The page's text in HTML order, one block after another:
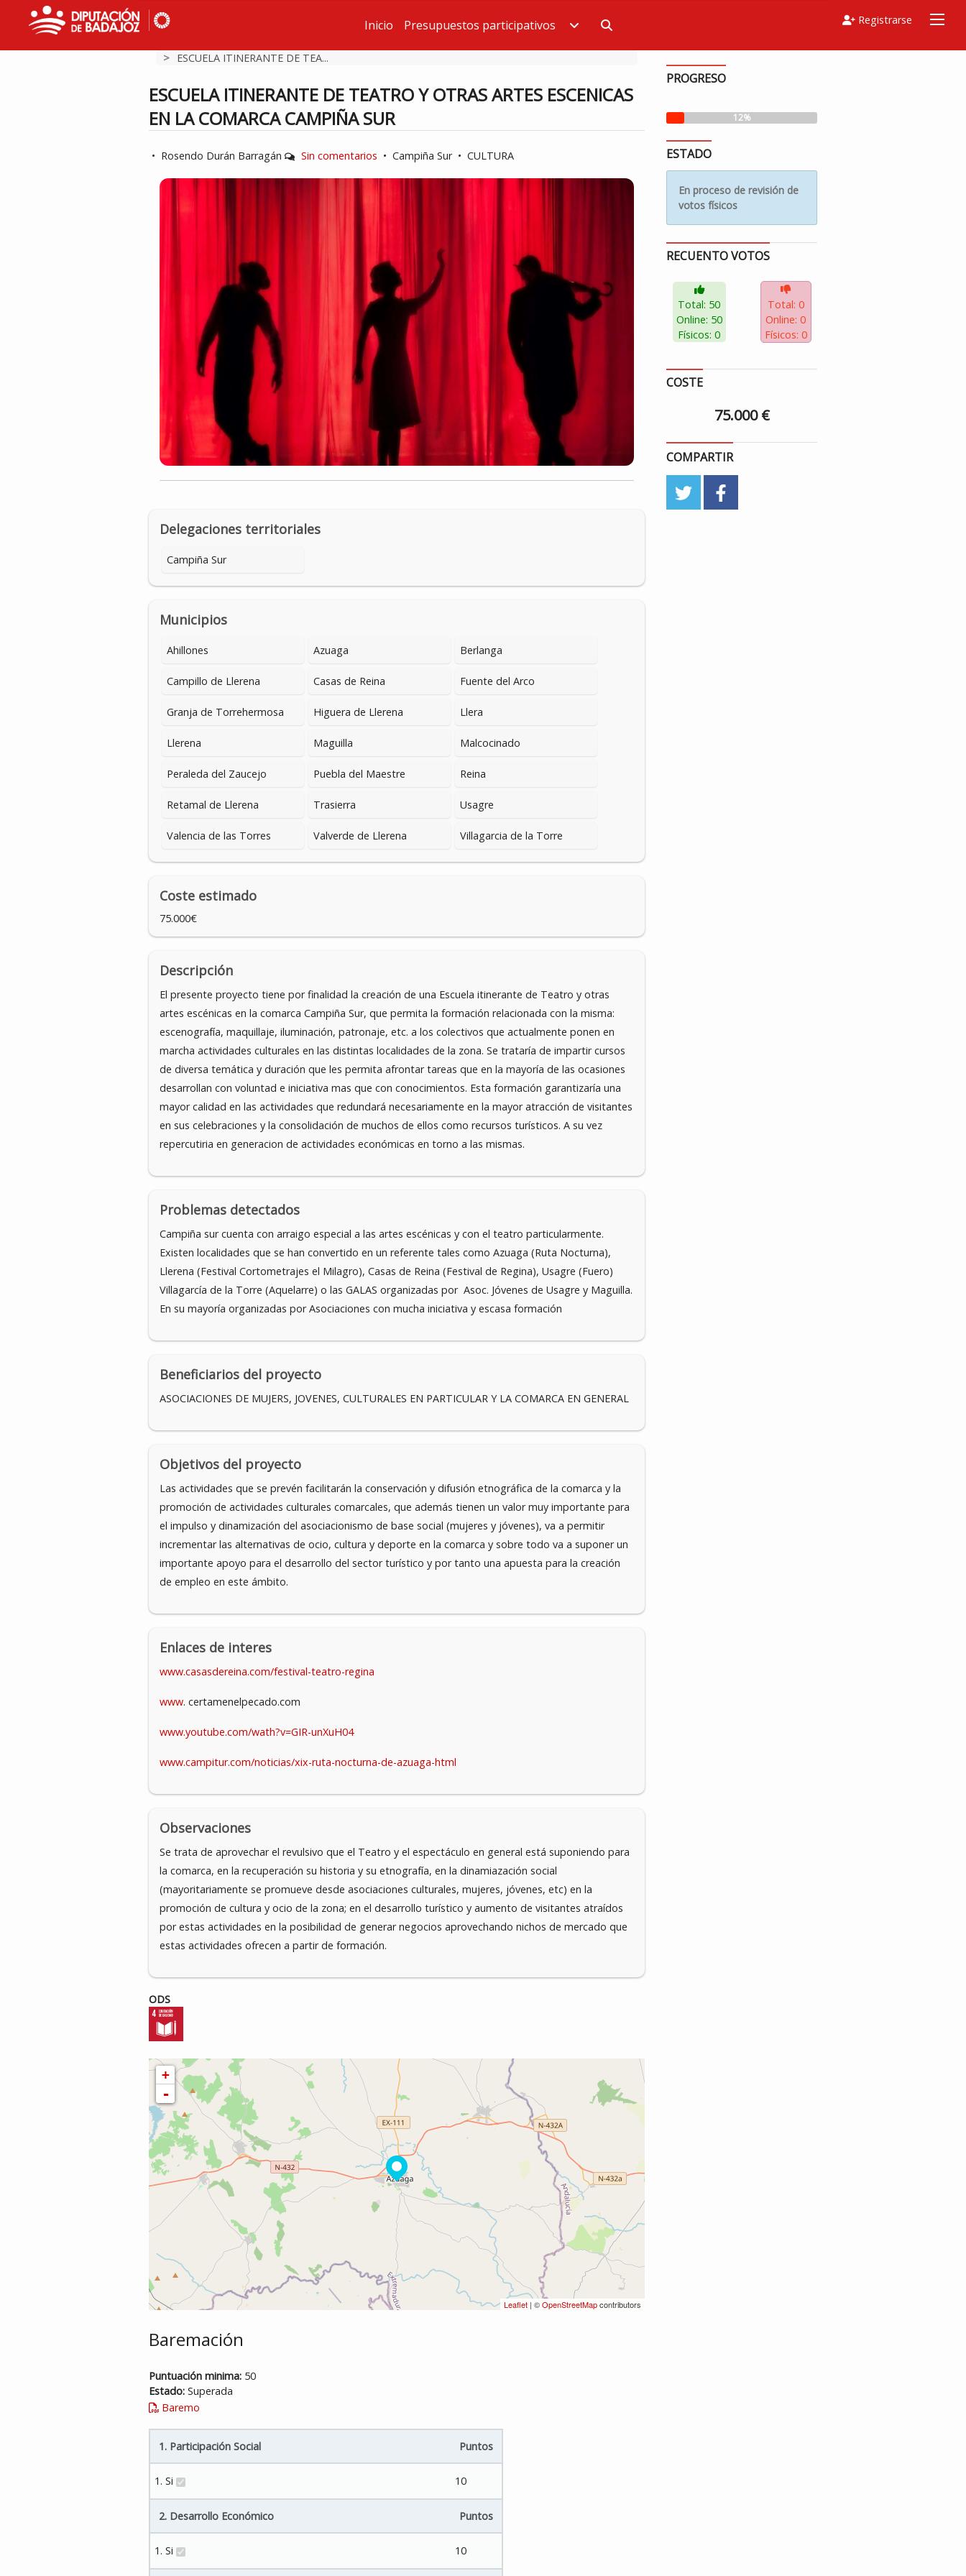
Estás en
Inicio Presupuestos participativos Registrarse
> ESCUELA ITINERANTE DE TEA...
ESCUELA ITINERANTE DE TEATRO Y OTRAS ARTES ESCENICAS
EN LA COMARCA CAMPIÑA SUR
• Rosendo Durán Barragán Sin comentarios • Campiña Sur • CULTURA
Delegaciones territoriales
Campiña Sur
Municipios
Ahillones Azuaga Berlanga
Campillo de Llerena Casas de Reina Fuente del Arco
Granja de Torrehermosa Higuera de Llerena Llera
Llerena Maguilla Malcocinado
Peraleda del Zaucejo Puebla del Maestre Reina
Retamal de Llerena Trasierra Usagre
Valencia de las Torres Valverde de Llerena Villagarcia de la Torre
Coste estimado
75.000€
Descripción
El presente proyecto tiene por finalidad la creación de una Escuela itinerante de Teatro y otras
artes escénicas en la comarca Campiña Sur, que permita la formación relacionada con la misma:
escenografía, maquillaje, iluminación, patronaje, etc. a los colectivos que actualmente ponen en
marcha actividades culturales en las distintas localidades de la zona. Se trataría de impartir cursos
de diversa temática y duración que les permita afrontar tareas que en la mayoría de las ocasiones
desarrollan con voluntad e iniciativa mas que con conocimientos. Esta formación garantizaría una
mayor calidad en las actividades que redundará necesariamente en la mayor atracción de visitantes
en sus celebraciones y la consolidación de muchos de ellos como recursos turísticos. A su vez
repercutiria en generacion de actividades económicas en torno a las mismas.
Problemas detectados
Campiña sur cuenta con arraigo especial a las artes escénicas y con el teatro particularmente.
Existen localidades que se han convertido en un referente tales como Azuaga (Ruta Nocturna),
Llerena (Festival Cortometrajes el Milagro), Casas de Reina (Festival de Regina), Usagre (Fuero)
Villagarcía de la Torre (Aquelarre) o las GALAS organizadas por Asoc. Jóvenes de Usagre y Maguilla.
En su mayoría organizadas por Asociaciones con mucha iniciativa y escasa formación
Beneficiarios del proyecto
ASOCIACIONES DE MUJERS, JOVENES, CULTURALES EN PARTICULAR Y LA COMARCA EN GENERAL
Objetivos del proyecto
Las actividades que se prevén facilitarán la conservación y difusión etnográfica de la comarca y la
promoción de actividades culturales comarcales, que además tienen un valor muy importante para
el impulso y dinamización del asociacionismo de base social (mujeres y jóvenes), va a permitir
incrementar las alternativas de ocio, cultura y deporte en la comarca y sobre todo va a suponer un
importante apoyo para el desarrollo del sector turístico y por tanto una apuesta para la creación
de empleo en este ámbito.
Enlaces de interes
www.casasdereina.com/festival-teatro-regina
www. certamenelpecado.com
www.youtube.com/wath?v=GIR-unXuH04
www.campitur.com/noticias/xix-ruta-nocturna-de-azuaga-html
Observaciones
Se trata de aprovechar el revulsivo que el Teatro y el espectáculo en general está suponiendo para
la comarca, en la recuperación su historia y su etnografía, en la dinamiazación social
(mayoritariamente se promueve desde asociaciones culturales, mujeres, jóvenes, etc) en la
promoción de cultura y ocio de la zona; en el desarrollo turístico y aumento de visitantes atraídos
por estas actividades en la posibilidad de generar negocios aprovechando nichos de mercado que
estas actividades ofrecen a partir de formación.
ODS
+
-
Leaflet | ©OpenStreetMapcontributors
Baremación
Puntuación minima: 50
Estado: Superada
Baremo
1. Participación Social Puntos
1. Si 10
2. Desarrollo Económico Puntos
1. Si 10
PROGRESO
12%
ESTADO
En proceso de revisión de
votos físicos
RECUENTO VOTOS
Total: 50
Online: 50
Físicos: 0
Total: 0
Online: 0
Físicos: 0
COSTE
75.000 €
COMPARTIR
twitter